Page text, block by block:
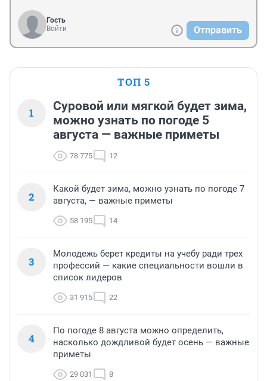
Гость
Войти
Отправить
ТОП 5
1
Суровой или мягкой будет зима,
можно узнать по погоде 5
августа — важные приметы
78 775 12
2
Какой будет зима, можно узнать по погоде 7
августа, — важные приметы
58 195 14
3
Молодежь берет кредиты на учебу ради трех
профессий — какие специальности вошли в
список лидеров
31 915 22
4
По погоде 8 августа можно определить,
насколько дождливой будет осень — важные
приметы
29 031 8